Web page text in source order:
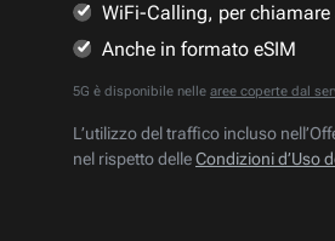
WiFi-Calling, per
Anche in formato eSIM
5G è disponibile nelle aree coperte dal
L’utilizzo del traffico incluso
nel rispetto delleCondizioni d’Uso